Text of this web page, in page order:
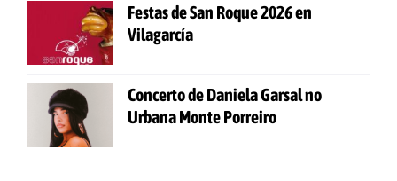
Festas de San Roque 2026 en
Vilagarcía
Concerto de Daniela Garsal no
Urbana Monte Porreiro